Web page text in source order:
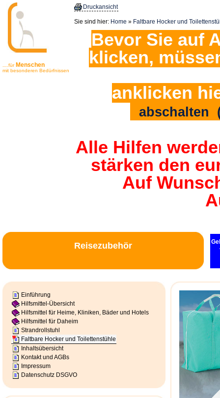
... ..für Menschen
mit besonderen Bedürfnissen
Druckansicht
Sie sind hier: Home » Faltbare Hocker und
Bevor Sie auf
klicken,
anklicken
abschalten
Alle Hilfen
stärken den
Auf
Reisezubehör
Einführung
Hilfsmittel-Übersicht
Hilfsmittel für Heime, Kliniken, Bäder und Hotels
Hilfsmittel für Daheim
Strandrollstuhl
Faltbare Hocker und Toilettenstühle
Inhaltsübersicht
Kontakt und AGBs
Impressum
Datenschutz DSGVO